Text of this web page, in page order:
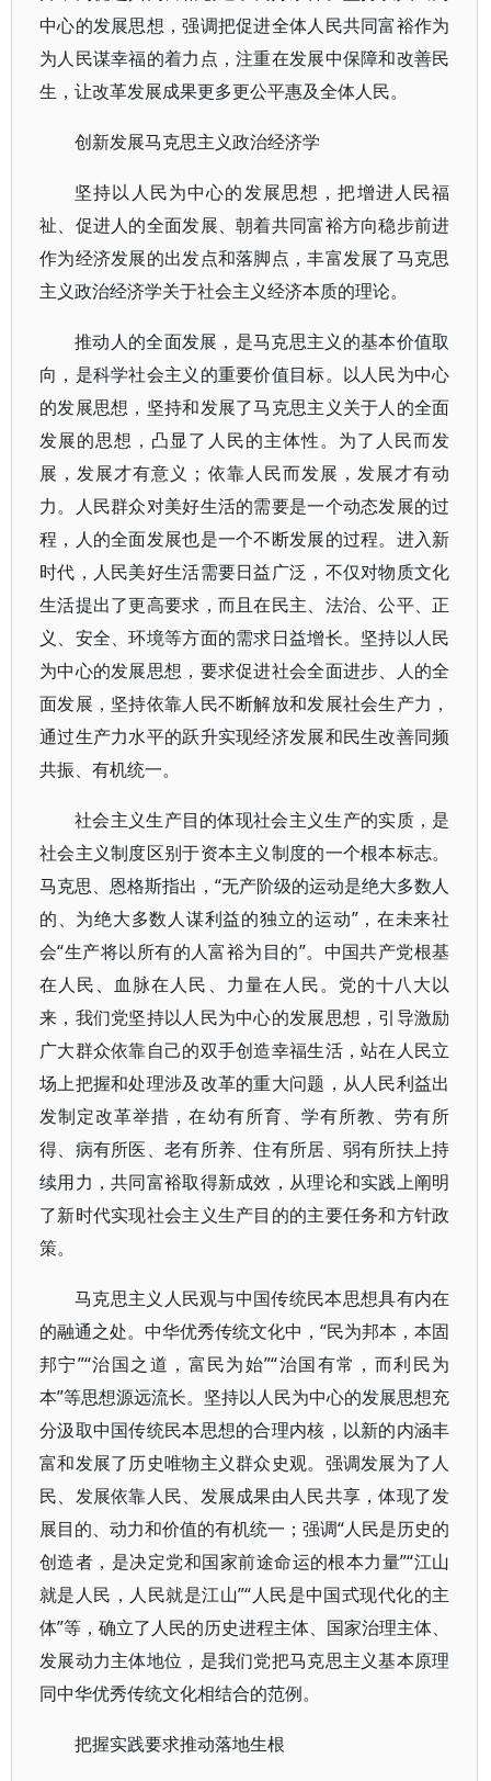
中心的发展思想，强调把促进全体人民共同富裕作为
为人民谋幸福的着力点，注重在发展中保障和改善民
生，让改革发展成果更多更公平惠及全体人民。
创新发展马克思主义政治经济学
坚持以人民为中心的发展思想，把增进人民福
祉、促进人的全面发展、朝着共同富裕方向稳步前进
作为经济发展的出发点和落脚点，丰富发展了马克思
主义政治经济学关于社会主义经济本质的理论。
推动人的全面发展，是马克思主义的基本价值取
向，是科学社会主义的重要价值目标。以人民为中心
的发展思想，坚持和发展了马克思主义关于人的全面
发展的思想，凸显了人民的主体性。为了人民而发
展，发展才有意义；依靠人民而发展，发展才有动
力。人民群众对美好生活的需要是一个动态发展的过
程，人的全面发展也是一个不断发展的过程。进入新
时代，人民美好生活需要日益广泛，不仅对物质文化
生活提出了更高要求，而且在民主、法治、公平、正
义、安全、环境等方面的需求日益增长。坚持以人民
为中心的发展思想，要求促进社会全面进步、人的全
面发展，坚持依靠人民不断解放和发展社会生产力，
通过生产力水平的跃升实现经济发展和民生改善同频
共振、有机统一。
社会主义生产目的体现社会主义生产的实质，是
社会主义制度区别于资本主义制度的一个根本标志。
马克思、恩格斯指出，“无产阶级的运动是绝大多数人
的、为绝大多数人谋利益的独立的运动”，在未来社
会“生产将以所有的人富裕为目的”。中国共产党根基
在人民、血脉在人民、力量在人民。党的十八大以
来，我们党坚持以人民为中心的发展思想，引导激励
广大群众依靠自己的双手创造幸福生活，站在人民立
场上把握和处理涉及改革的重大问题，从人民利益出
发制定改革举措，在幼有所育、学有所教、劳有所
得、病有所医、老有所养、住有所居、弱有所扶上持
续用力，共同富裕取得新成效，从理论和实践上阐明
了新时代实现社会主义生产目的的主要任务和方针政
策。
马克思主义人民观与中国传统民本思想具有内在
的融通之处。中华优秀传统文化中，“民为邦本，本固
邦宁”“治国之道，富民为始”“治国有常，而利民为
本”等思想源远流长。坚持以人民为中心的发展思想充
分汲取中国传统民本思想的合理内核，以新的内涵丰
富和发展了历史唯物主义群众史观。强调发展为了人
民、发展依靠人民、发展成果由人民共享，体现了发
展目的、动力和价值的有机统一；强调“人民是历史的
创造者，是决定党和国家前途命运的根本力量”“江山
就是人民，人民就是江山”“人民是中国式现代化的主
体”等，确立了人民的历史进程主体、国家治理主体、
发展动力主体地位，是我们党把马克思主义基本原理
同中华优秀传统文化相结合的范例。
把握实践要求推动落地生根